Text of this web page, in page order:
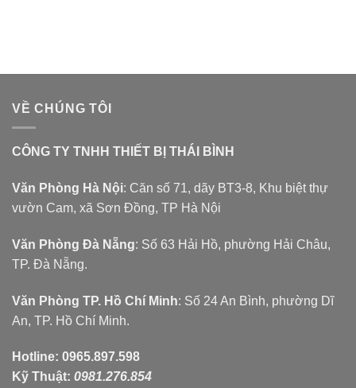
VỀ CHÚNG TÔI
CÔNG TY TNHH THIẾT BỊ THÁI BÌNH
Văn Phòng Hà Nội: Căn số 71, dãy BT3-8, Khu biệt thự
vườn Cam, xã Sơn Đồng, TP Hà Nội
Văn Phòng Đà Nẵng: Số 63 Hải Hồ, phường Hải Châu,
TP. Đà Nẵng.
Văn Phòng TP. Hồ Chí Minh: Số 24 An Bình, phường Dĩ
An, TP. Hồ Chí Minh.
Hotline: 0965.897.598
Kỹ Thuật: 0981.276.854